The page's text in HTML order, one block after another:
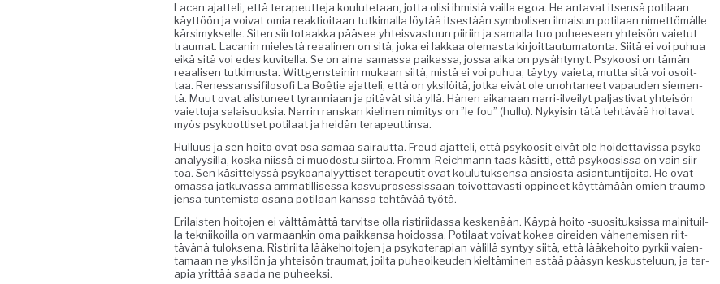
Lacan ajat­teli, että ter­apeut­te­ja koulute­taan, jot­ta olisi ihmisiä vail­la egoa. He anta­vat itsen­sä poti­laan
käyt­töön ja voivat omia reak­tioitaan tutki­mal­la löytää itses­tään sym­bol­isen ilmaisun poti­laan nimet­tömälle
kär­simyk­selle. Siten siir­to­taak­ka pääsee yhteis­vas­tu­un piiri­in ja samal­la tuo puheeseen yhteisön vai­etut
trau­mat. Lacanin mielestä reaa­li­nen on sitä, joka ei lakkaa ole­mas­ta kir­joit­tau­tu­ma­ton­ta. Siitä ei voi puhua
eikä sitä voi edes kuvitel­la. Se on aina samas­sa paikas­sa, jos­sa aika on pysähtynyt. Psykoosi on tämän
reaalisen tutkimus­ta. Wittgen­steinin mukaan siitä, mis­tä ei voi puhua, täy­tyy vai­eta, mut­ta sitä voi osoit­
taa. Renes­sanssi­filosofi La Boêtie ajat­teli, että on yksilöitä, jot­ka eivät ole uno­hta­neet vapau­den siemen­
tä. Muut ovat alis­tuneet tyran­ni­aan ja pitävät sitä yllä. Hänen aikanaan nar­ri-ilveilyt pal­jas­ti­vat yhteisön
vai­et­tu­ja salaisuuk­sia. Nar­rin ran­skan kieli­nen nim­i­tys on ”le fou” (hul­lu). Nyky­isin tätä tehtävää hoita­vat
myös psykoot­tiset poti­laat ja hei­dän terapeuttinsa.
Hul­lu­us ja sen hoito ovat osa samaa sairaut­ta. Freud ajat­teli, että psykoosit eivät ole hoidet­tavis­sa psyko­
ana­lyysil­la, kos­ka niis­sä ei muo­dos­tu siir­toa. Fromm-Reich­mann taas käsit­ti, että psykoosis­sa on vain siir­
toa. Sen käsit­telyssä psyko­ana­lyyt­tiset ter­apeu­tit ovat koulu­tuk­sen­sa ansios­ta asiantun­ti­joi­ta. He ovat
omas­sa jatku­vas­sa ammatil­lises­sa kasvupros­es­sis­saan toiv­ot­tavasti oppi­neet käyt­tämään omien trau­mo­
jen­sa tun­temista osana poti­laan kanssa tehtävää työtä.
Eri­lais­ten hoito­jen ei vält­tämät­tä tarvitse olla ris­tiri­idas­sa keskenään. Käypä hoito ‑suosi­tuk­sis­sa maini­tu­il­
la tekni­ikoil­la on var­maankin oma paikkansa hoi­dos­sa. Poti­laat voivat kokea oirei­den vähen­e­misen riit­
tävänä tulok­se­na. Ris­tiri­ita lääke­hoito­jen ja psykoter­api­an välil­lä syn­tyy siitä, että lääke­hoito pyrkii vaien­
ta­maan ne yksilön ja yhteisön trau­mat, joil­ta puheoikeu­den kieltämi­nen estää pääsyn keskustelu­un, ja ter­
apia yrit­tää saa­da ne puheeksi.